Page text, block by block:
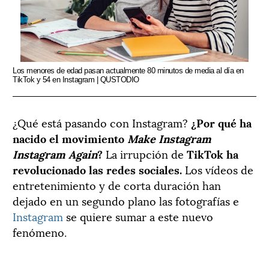
Los menores de edad pasan actualmente 80 minutos de media al día en
TikTok y 54 en Instagram | QUSTODIO
¿Qué está pasando con Instagram? ¿Por qué ha
nacido el movimiento MakeInstagram
Instagram Again? La irrupción de TikTok ha
revolucionado las redes sociales. Los vídeos de
entretenimiento y de corta duración han
dejado en un segundo plano las fotografías e
Instagram se quiere sumar a este nuevo
fenómeno.